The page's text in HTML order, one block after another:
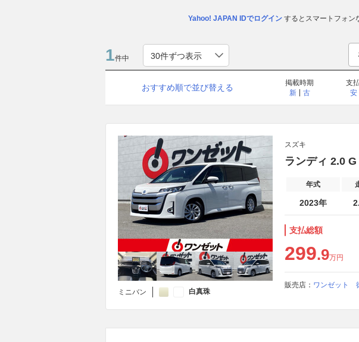
Yahoo! JAPAN IDでログインするとスマートフォン
1件中
おすすめ順で並び替える
掲載時期
新
古
支
安
ミニバン 白真珠
スズキ
ランディ 2.0
年式
2023年
支払総額
299.9万円
販売店： ワンゼット